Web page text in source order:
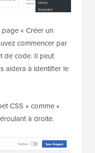
« Créer un
commencer par
de code. Il peut
aidera à identifier le
CSS » comme «
à droite.